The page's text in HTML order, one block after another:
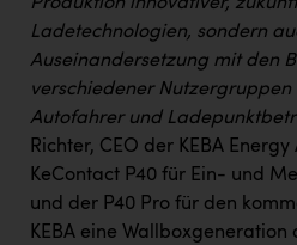
PEZ
PÜSPÖK
REMAX
RE/MAX Welcome
RUBBLE MASTER
Produktion innovativer,
Ladetechnologien, sondern
Auseinandersetzung mit den
verschiedener Nutzergruppen
Autofahrer und
Richter, CEO der KEBA
KeContact P40 für Ein- und
und der P40 Pro für den
KEBA eine